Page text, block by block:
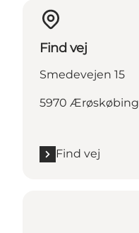
Find vej
Smedevejen 15
5970 Ærøskøbing
Find vej